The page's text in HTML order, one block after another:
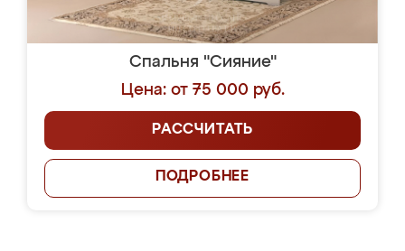
Спальня "Сияние"
Цена: от 75 000 руб.
РАССЧИТАТЬ
ПОДРОБНЕЕ